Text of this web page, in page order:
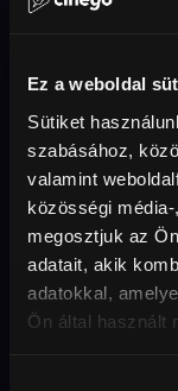
Ez a weboldal
Sütiket
szabásához,
valamint
közösségi
megosztjuk az
adatait, akik
adatokkal,
Ön által használt